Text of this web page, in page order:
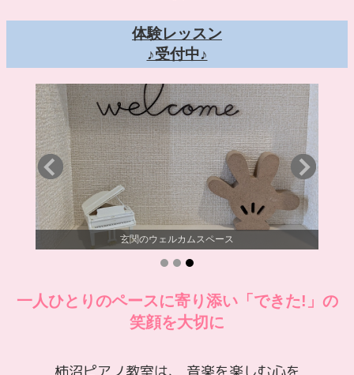
体験レッスン
♪受付中♪
玄関のウェルカムスペース
一人ひとりのペースに寄り添い「できた!」の
笑顔を大切に